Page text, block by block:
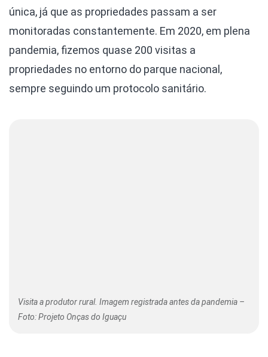
única, já que as propriedades passam a ser
monitoradas constantemente. Em 2020, em plena
pandemia, fizemos quase 200 visitas a
propriedades no entorno do parque nacional,
sempre seguindo um protocolo sanitário.
Visita a produtor rural. Imagem registrada antes da pandemia –
Foto: Projeto Onças do Iguaçu